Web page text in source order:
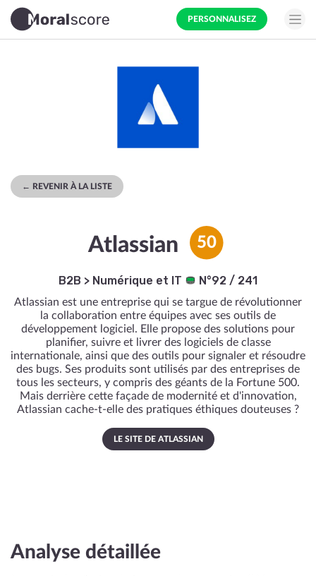
PERSONNALISEZ
← REVENIR À LA LISTE
Atlassian 50
B2B > Numérique et IT N°92 / 241
Atlassian est une entreprise qui se targue de révolutionner
la collaboration entre équipes avec ses outils de
développement logiciel. Elle propose des solutions pour
planifier, suivre et livrer des logiciels de classe
internationale, ainsi que des outils pour signaler et résoudre
des bugs. Ses produits sont utilisés par des entreprises de
tous les secteurs, y compris des géants de la Fortune 500.
Mais derrière cette façade de modernité et d'innovation,
Atlassian cache-t-elle des pratiques éthiques douteuses ?
LE SITE DE ATLASSIAN
Analyse détaillée